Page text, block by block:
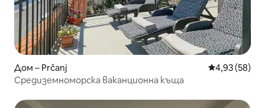
Дом – Prčanj Средна
4,93 (58)
Средиземноморска ваканционна къща